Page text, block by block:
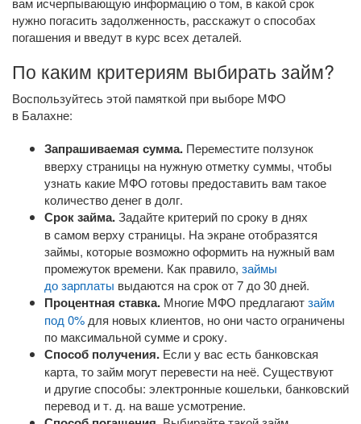
нужно погасить задолженность, расскажут о способах
погашения и введут в курс всех деталей.
По каким критериям выбирать займ?
Воспользуйтесь этой памяткой при выборе МФО
в Балахне:
Запрашиваемая сумма. Переместите ползунок
вверху страницы на нужную отметку суммы, чтобы
узнать какие МФО готовы предоставить вам такое
количество денег в долг.
Срок займа.Задайте критерий по сроку в днях
в самом верху страницы. На экране отобразятся
займы, которые возможно оформить на нужный вам
промежуток времени. Как правило, займы
до зарплаты выдаются на срок от 7 до 30 дней.
Процентная ставка. Многие МФО предлагаютзайм
под 0% для новых клиентов, но они часто ограничены
по максимальной сумме и сроку.
Способ получения. Если у вас есть банковская
карта, то займ могут перевести на неё. Существуют
и другие способы: электронные кошельки, банковский
перевод и т. д. на ваше усмотрение.